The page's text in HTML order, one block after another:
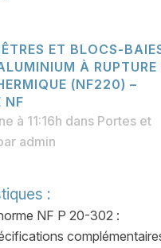
ET BLOCS-
À RUPTURE
(NF220) –
NF
à 11:16h dans Portes et
admin
:
NF P 20-302 :